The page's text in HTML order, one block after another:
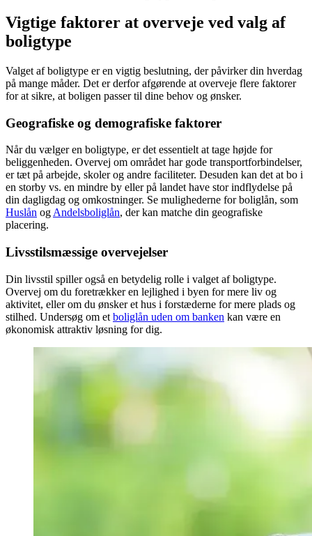
Vigtige faktorer at overveje ved valg af
boligtype
Valget af boligtype er en vigtig beslutning, der påvirker din hverdag
på mange måder. Det er derfor afgørende at overveje flere faktorer
for at sikre, at boligen passer til dine behov og ønsker.
Geografiske og demografiske faktorer
Når du vælger en boligtype, er det essentielt at tage højde for
beliggenheden. Overvej om området har gode transportforbindelser,
er tæt på arbejde, skoler og andre faciliteter. Desuden kan det at bo i
en storby vs. en mindre by eller på landet have stor indflydelse på
din dagligdag og omkostninger. Se mulighederne for boliglån, som
Huslån ogAndelsboliglån, der kan matche din geografiske
placering.
Livsstilsmæssige overvejelser
Din livsstil spiller også en betydelig rolle i valget af boligtype.
Overvej om du foretrækker en lejlighed i byen for mere liv og
aktivitet, eller om du ønsker et hus i forstæderne for mere plads og
stilhed. Undersøg om et boliglån uden om banken kan være en
økonomisk attraktiv løsning for dig.